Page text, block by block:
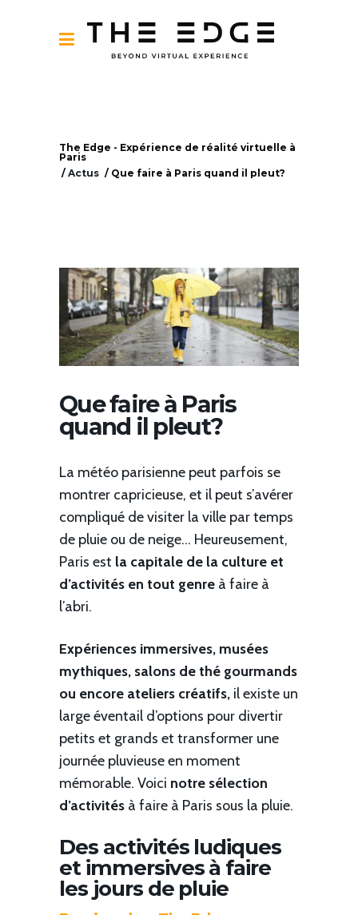
The Edge - Expérience de réalité virtuelle à
Paris
/ Actus / Que faire à Paris quand il pleut?
Que faire à Paris
quand il pleut?
La météo parisienne peut parfois se
montrer capricieuse, et il peut s’avérer
compliqué de visiter la ville par temps
de pluie ou de neige… Heureusement,
Paris est la capitale de la culture et
d’activités en tout genre à faire à
l’abri.
Expériences immersives, musées
mythiques, salons de thé gourmands
ou encore ateliers créatifs, il existe un
large éventail d’options pour divertir
petits et grands et transformer une
journée pluvieuse en moment
mémorable. Voici notre sélection
d’activités à faire à Paris sous la pluie.
Des activités ludiques
et immersives à faire
les jours de pluie